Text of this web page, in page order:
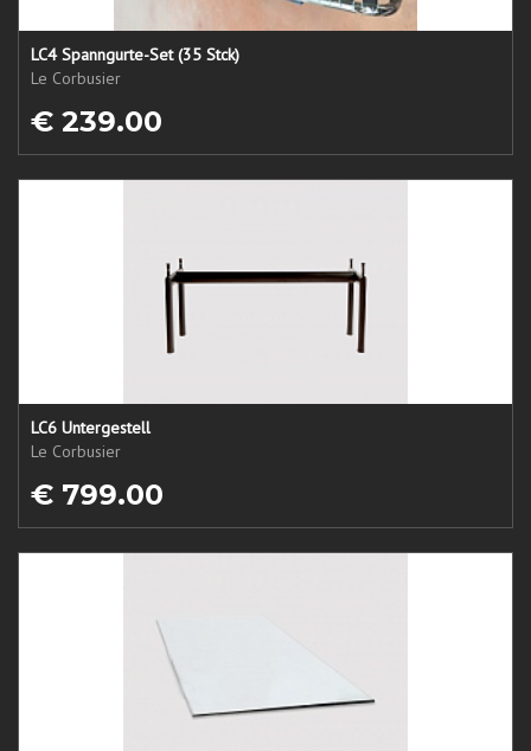
LC4 Spanngurte-Set (35 Stck)
Le Corbusier
€ 239.00
LC6 Untergestell
Le Corbusier
€ 799.00